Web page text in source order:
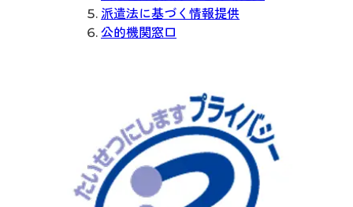
派遣法に基づく情報提供
公的機関窓口